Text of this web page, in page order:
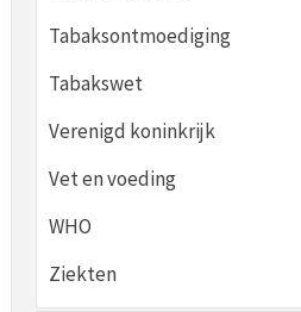
Tabaksontmoediging
Tabakswet
Verenigd koninkrijk
Vet en voeding
WHO
Ziekten